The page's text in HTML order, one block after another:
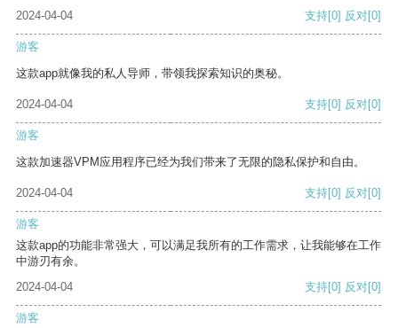
2024-04-04
支持[0] 反对[0]
游客
这款app就像我的私人导师，带领我探索知识的奥秘。
2024-04-04 支持[0] 反对[0]
游客
这款加速器VPM应用程序已经为我们带来了无限的隐私保护和自由。
2024-04-04 支持[0] 反对[0]
游客
这款app的功能非常强大，可以满足我所有的工作需求，让我能够在工作
中游刃有余。
2024-04-04
支持[0] 反对[0]
游客